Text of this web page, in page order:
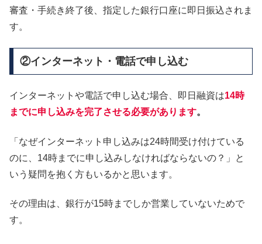
審査・手続き終了後、指定した銀行口座に即日振込されま
す。
②インターネット・電話で申し込む
インターネットや電話で申し込む場合、即日融資は14時
までに申し込みを完了させる必要があります。
「なぜインターネット申し込みは24時間受け付けている
のに、14時までに申し込みしなければならないの？」と
いう疑問を抱く方もいるかと思います。
その理由は、銀行が15時までしか営業していないためで
す。